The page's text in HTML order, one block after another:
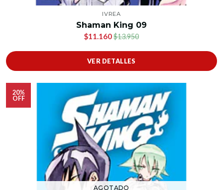
IVREA
Shaman King 09
$11.160$13.950
VER DETALLES
20%
OFF
AGOTADO